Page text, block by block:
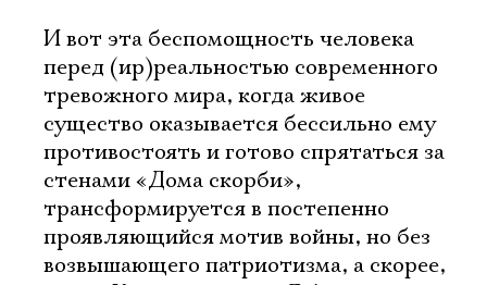
И вот эта беспомощность человека
перед (ир)реальностью современного
тревожного мира, когда живое
существо оказывается бессильно ему
противостоять и готово спрятаться за
стенами «Дома скорби»,
трансформируется в постепенно
проявляющийся мотив войны, но без
возвышающего патриотизма, а скорее,